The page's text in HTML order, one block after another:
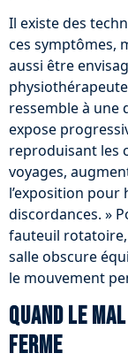
Il existe des
ces symptômes,
aussi être
ressemble à une
expose
reproduisant les
voyages,
l’exposition pour
discordances. »
fauteuil
salle obscure
le mouvement
Quand le
ferme